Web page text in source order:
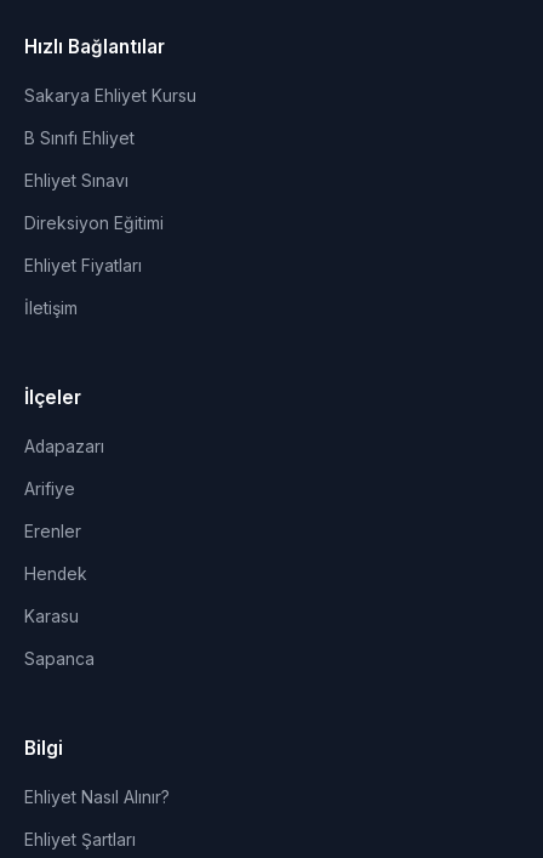
Hızlı Bağlantılar
Sakarya Ehliyet Kursu
B Sınıfı Ehliyet
Ehliyet Sınavı
Direksiyon Eğitimi
Ehliyet Fiyatları
İletişim
İlçeler
Adapazarı
Arifiye
Erenler
Hendek
Karasu
Sapanca
Bilgi
Ehliyet Nasıl Alınır?
Ehliyet Şartları